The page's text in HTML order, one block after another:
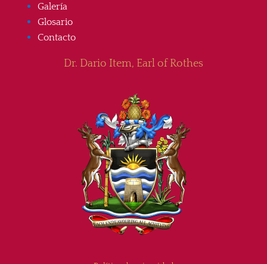
Galería
Glosario
Contacto
Dr. Dario Item, Earl of Rothes